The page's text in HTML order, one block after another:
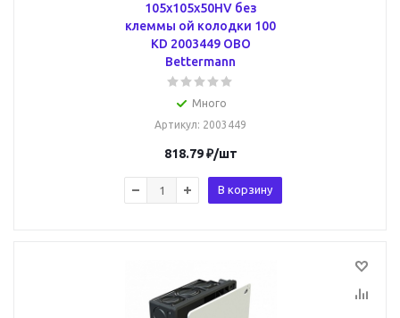
105x105x50HV без
клеммы ой колодки 100
KD 2003449 OBO
Bettermann
Много
Артикул: 2003449
818.79₽/шт
В корзину